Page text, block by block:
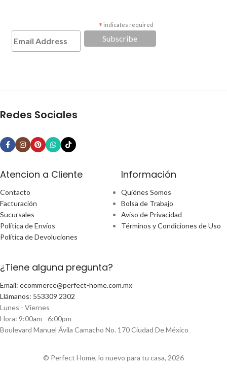
* indicates required
Redes Sociales
Atencion a Cliente
Contacto
Facturación
Sucursales
Política de Envíos
Política de Devoluciones
Información
Quiénes Somos
Bolsa de Trabajo
Aviso de Privacidad
Términos y Condiciones de Uso
¿Tiene alguna pregunta?
Email: ecommerce@perfect-home.com.mx
Llámanos: 553309 2302
Lunes - Viernes
Hora: 9:00am - 6:00pm
Boulevard Manuel Ávila Camacho No. 170 Ciudad De México
© Perfect Home, lo nuevo para tu casa, 2026